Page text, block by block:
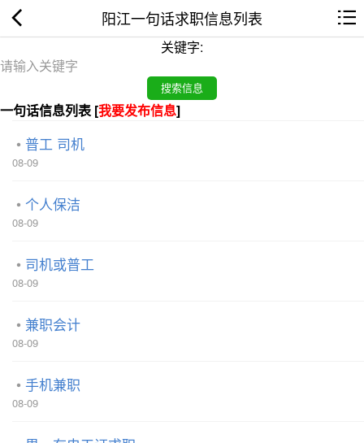
阳江一句话求职信息列表
关键字:
一句话信息列表 [我要发布信息]
普工 司机
08-09
个人保洁
08-09
司机或普工
08-09
兼职会计
08-09
手机兼职
08-09